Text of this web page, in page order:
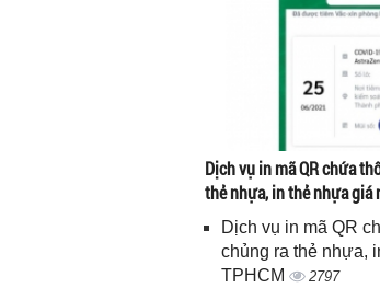
Dịch vụ in mã QR chứa
thẻ nhựa, in thẻ nhựa giá
Dịch vụ in mã QR
chủng ra thẻ nhựa,
TPHCM
2797